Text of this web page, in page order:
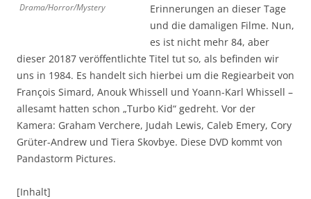
Drama/Horror/Mystery
Erinnerungen an dieser Tage
und die damaligen Filme. Nun,
es ist nicht mehr 84, aber
dieser 20187 veröffentlichte Titel tut so, als befinden wir
uns in 1984. Es handelt sich hierbei um die Regiearbeit von
François Simard, Anouk Whissell und Yoann-Karl Whissell –
allesamt hatten schon „Turbo Kid“ gedreht. Vor der
Kamera: Graham Verchere, Judah Lewis, Caleb Emery, Cory
Grüter-Andrew und Tiera Skovbye. Diese DVD kommt von
Pandastorm Pictures.
[Inhalt]